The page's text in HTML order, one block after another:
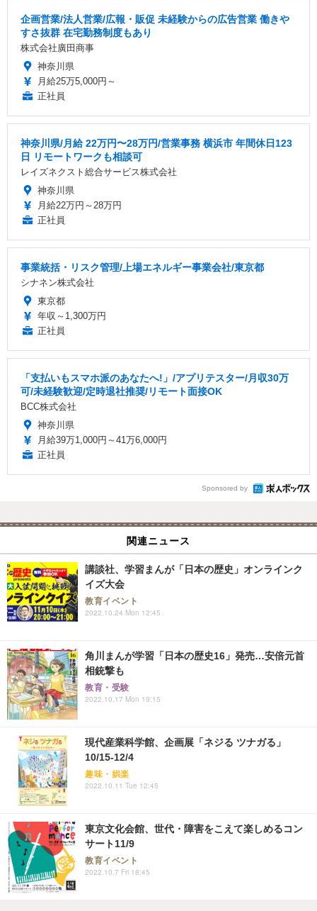
企画営業/法人営業/広報・販促 未経験からの広告営業 働きや
すさ抜群 在宅勤務制度もあり
株式会社廣田商事
神奈川県
月給25万5,000円～
正社員
神奈川県/月給 22万円〜28万円/営業事務 横浜市 年間休日123
日 リモートワークも相談可
レイズネクスト総合サービス株式会社
神奈川県
月給22万円～28万円
正社員
事業統括・リスク管理/上場エネルギー事業会社/東京都
シナネン株式会社
東京都
年収～1,300万円
正社員
「支払いもスマホ派のあなたへ!」/アプリテスター/月収30万
可/未経験歓迎/定時退社推奨/リモート面接OK
BCC株式会社
神奈川県
月給39万1,000円～41万6,000円
正社員
Sponsored by
関連ニュース
講談社、学習まんが「日本の歴史」オンラインク
イズ大会
教育イベント
2022.10.24 Mon 12:45
角川まんが学習「日本の歴史16」発売…安倍元首
相銃撃も
教育・受験
2022.10.17 Mon 19:15
現代産業科学館、企画展「ネジる ツナガる」
10/15-12/4
趣味・娯楽
2022.10.11 Tue 12:45
東京文化会館、世代・障害をこえて楽しめるコン
サート11/9
教育イベント
2022.10.7 Fri 18:45